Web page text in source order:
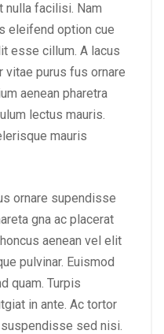
nulla facilisi. Nam
eleifend option cue
esse cillum. A lacus
vitae purus fus ornare
aenean pharetra
lectus mauris.
mauris
ornare supendisse
gna ac placerat
aenean vel elit
pulvinar. Euismod
quam. Turpis
in ante. Ac tortor
sed nisi.